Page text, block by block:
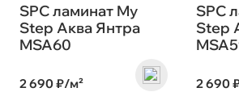
SPC ламинат My
Step Аква Янтра
MSA60
2 690 ₽/м²
SPC
Step
2 690